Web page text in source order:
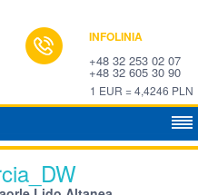
INFOLINIA
+48 32 253 02 07
+48 32 605 30 90
1 EUR = 4,4246 PLN